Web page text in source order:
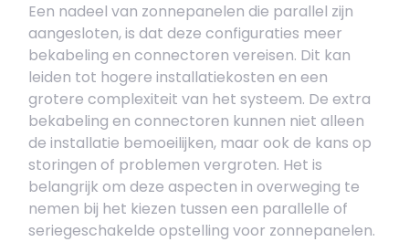
Een nadeel van zonnepanelen die parallel zijn
aangesloten, is dat deze configuraties meer
bekabeling en connectoren vereisen. Dit kan
leiden tot hogere installatiekosten en een
grotere complexiteit van het systeem. De extra
bekabeling en connectoren kunnen niet alleen
de installatie bemoeilijken, maar ook de kans op
storingen of problemen vergroten. Het is
belangrijk om deze aspecten in overweging te
nemen bij het kiezen tussen een parallelle of
seriegeschakelde opstelling voor zonnepanelen.